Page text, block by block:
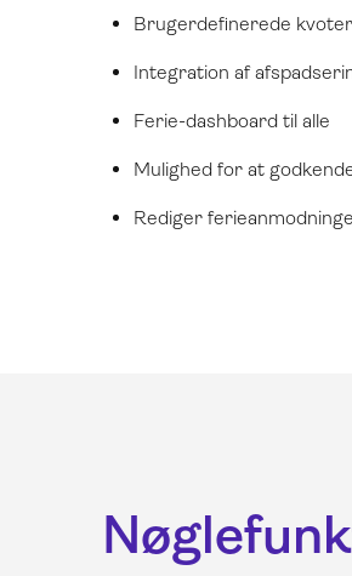
Brugerdefinerede
Integration af
Ferie-dashboard til alle
Mulighed for at
Rediger